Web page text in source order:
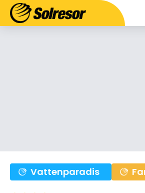
Vattenparadis